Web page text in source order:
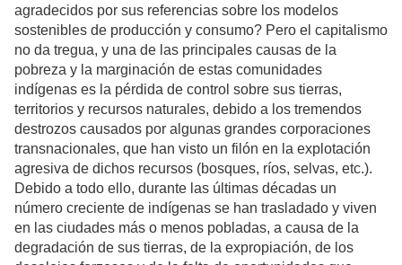
agradecidos por sus referencias sobre los modelos
sostenibles de producción y consumo? Pero el capitalismo
no da tregua, y una de las principales causas de la
pobreza y la marginación de estas comunidades
indígenas es la pérdida de control sobre sus tierras,
territorios y recursos naturales, debido a los tremendos
destrozos causados por algunas grandes corporaciones
transnacionales, que han visto un filón en la explotación
agresiva de dichos recursos (bosques, ríos, selvas, etc.).
Debido a todo ello, durante las últimas décadas un
número creciente de indígenas se han trasladado y viven
en las ciudades más o menos pobladas, a causa de la
degradación de sus tierras, de la expropiación, de los